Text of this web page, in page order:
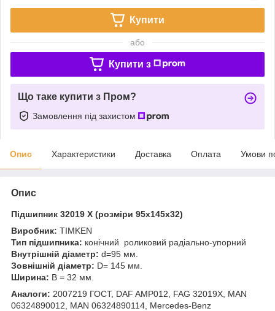
Купити
або
Купити з
Що таке купити з Пром?
Замовлення під захистом
Опис Характеристики Доставка Оплата Умови
Опис
Підшипник 32019 X (розміри 95x145x32)
Виробник: TIMKEN
Тип підшипника: конічний роликовий радіально-упорний
Внутрішній діаметр: d=95 мм.
Зовнішній діаметр: D= 145 мм.
Ширина: B = 32 мм.
Аналоги: 2007219 ГОСТ, DAF AMP012, FAG 32019X, MAN
06324890012, MAN 06324890114, Mercedes-Benz